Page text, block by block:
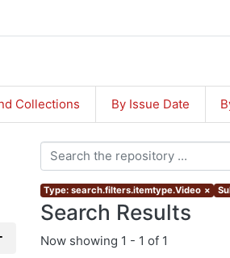
Collections By Issue Date
Type: search.filters.itemtype.Video ×
Search Results
Now showing 1 - 1 of 1